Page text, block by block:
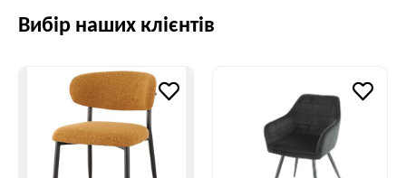
Вибір наших клієнтів